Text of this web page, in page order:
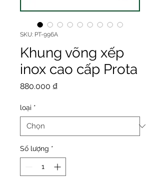
SKU: PT-996A
Khung võng xếp
inox cao cấp Prota
880.000 ₫Giá
loại *
Số lượng *